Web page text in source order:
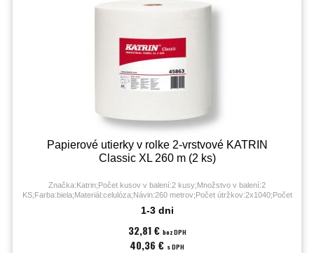
Papierové utierky v rolke 2-vrstvové KATRIN
Classic XL 260 m (2 ks)
Značka:Katrin;Počet kusov v balení:2 kusy;Množstvo v balení:2
KS;Farba:biela;Materiál:celulóza;Návin:260 metrov;Počet útržkov:2x1040;Počet
1-3 dni
32,81 € bez DPH
40,36 € s DPH